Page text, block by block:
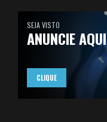
SEJA VISTO
ANUNCIE AQUI
CLIQUE